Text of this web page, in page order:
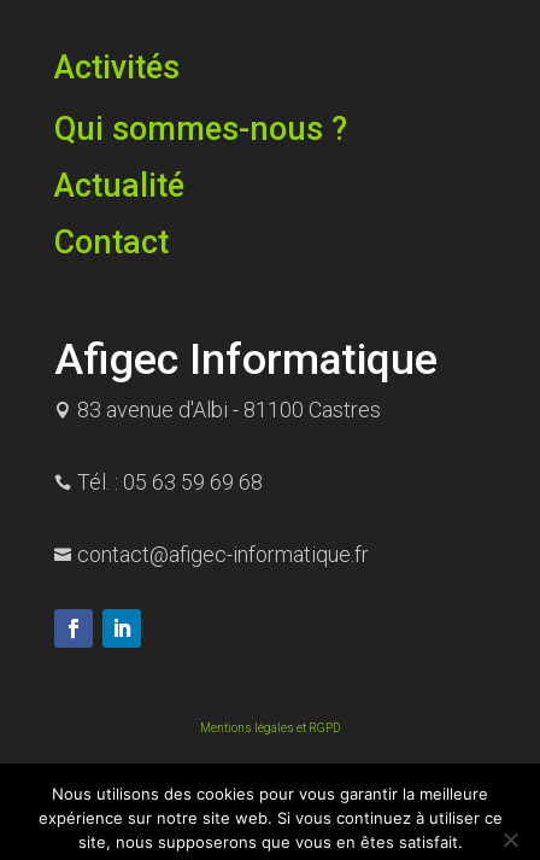
Activités
Qui sommes-nous ?
Actualité
Contact
Afigec Informatique
 83 avenue d'Albi - 81100 Castres
 Tél. : 05 63 59 69 68
 contact@afigec-informatique.fr
Mentions légales et RGPD
© 2021 AFIGEC Informatique. Tous droits réservés.
Conditions Générales de Ventes et de Services
Nous utilisons des cookies pour vous garantir la meilleure
expérience sur notre site web. Si vous continuez à utiliser ce
site, nous supposerons que vous en êtes satisfait.